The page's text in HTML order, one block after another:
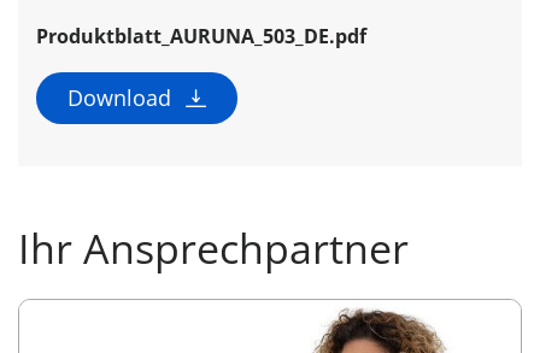
Produktblatt_AURUNA_503_DE.pdf
Download
Ihr Ansprechpartner